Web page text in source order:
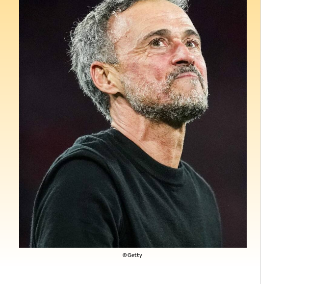
©Getty